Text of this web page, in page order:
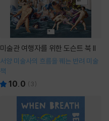
미술관 여행자를 위한 도슨트 북 II
서양 미술사의 흐름을 꿰는 반려 미술
책
10.0 ( 3)